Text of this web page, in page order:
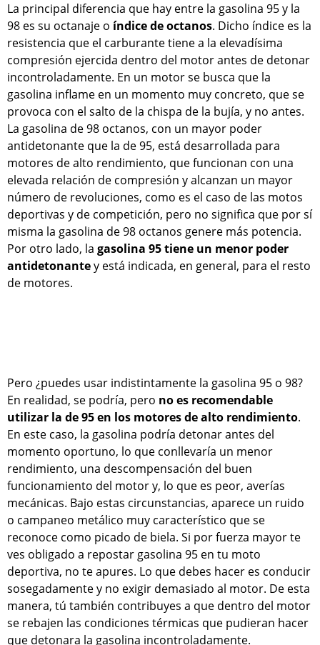
La principal diferencia que hay entre la gasolina 95 y la
98 es su octanaje o índice de octanos. Dicho índice es la
resistencia que el carburante tiene a la elevadísima
compresión ejercida dentro del motor antes de detonar
incontroladamente. En un motor se busca que la
gasolina inflame en un momento muy concreto, que se
provoca con el salto de la chispa de la bujía, y no antes.
La gasolina de 98 octanos, con un mayor poder
antidetonante que la de 95, está desarrollada para
motores de alto rendimiento, que funcionan con una
elevada relación de compresión y alcanzan un mayor
número de revoluciones, como es el caso de las motos
deportivas y de competición, pero no significa que por sí
misma la gasolina de 98 octanos genere más potencia.
Por otro lado, la gasolina 95 tiene un menor poder
antidetonantey está indicada, en general, para el resto
de motores.
Pero ¿puedes usar indistintamente la gasolina 95 o 98?
En realidad, se podría, pero no es recomendable
utilizar la de 95 en los motores de alto rendimiento.
En este caso, la gasolina podría detonar antes del
momento oportuno, lo que conllevaría un menor
rendimiento, una descompensación del buen
funcionamiento del motor y, lo que es peor, averías
mecánicas. Bajo estas circunstancias, aparece un ruido
o campaneo metálico muy característico que se
reconoce como picado de biela. Si por fuerza mayor te
ves obligado a repostar gasolina 95 en tu moto
deportiva, no te apures. Lo que debes hacer es conducir
sosegadamente y no exigir demasiado al motor. De esta
manera, tú también contribuyes a que dentro del motor
se rebajen las condiciones térmicas que pudieran hacer
que detonara la gasolina incontroladamente.